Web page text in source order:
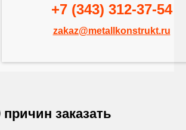
+7 (343) 312-37-54
zakaz@metallkonstrukt.ru
причин заказать